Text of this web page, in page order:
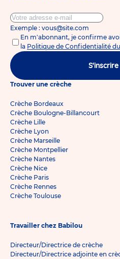
Exemple : vous@site.com
En m'abonnant, je confirme
la Politique de Confidentialité
S'inscrire
Trouver une crèche
Crèche Bordeaux
Crèche Boulogne-Billancourt
Crèche Lille
Crèche Lyon
Crèche Marseille
Crèche Montpellier
Crèche Nantes
Crèche Nice
Crèche Paris
Crèche Rennes
Crèche Toulouse
Travailler chez Babilou
Directeur/Directrice de crèche
Directeur/Directrice adjointe en